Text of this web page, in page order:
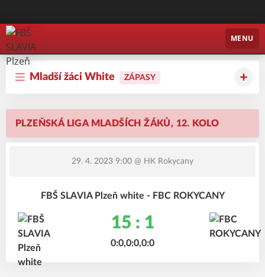
FBŠ SLAVIA Plzeň
MENU
Mladší žáci White ZÁPASY
PLZEŇSKÁ LIGA MLADŠÍCH ŽÁKŮ, 12. KOLO
29. 4. 2023 9:00 @ HK Rokycany
FBŠ SLAVIA Plzeň white - FBC ROKYCANY
15 : 1
0:0,0:0,0:0